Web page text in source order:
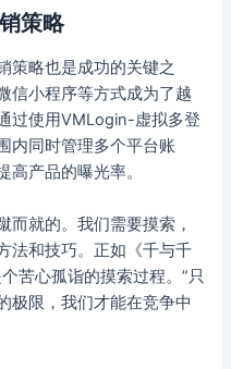
策略
策略也是成功的关键之
信小程序等方式成为了越
过使用VMLogin-虚拟多登
内同时管理多个平台账
高产品的曝光率。
而就的。我们需要摸索，
法和技巧。正如《千与千
苦心孤诣的摸索过程。”只
极限，我们才能在竞争中